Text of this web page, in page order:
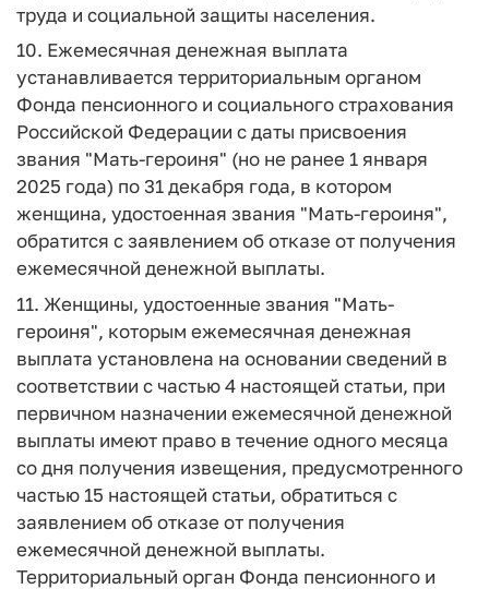
труда и социальной защиты населения.
10. Ежемесячная денежная выплата
устанавливается территориальным органом
Фонда пенсионного и социального страхования
Российской Федерации с даты присвоения
звания "Мать-героиня" (но не ранее 1 января
2025 года) по 31 декабря года, в котором
женщина, удостоенная звания "Мать-героиня",
обратится с заявлением об отказе от получения
ежемесячной денежной выплаты.
11. Женщины, удостоенные звания "Мать-
героиня", которым ежемесячная денежная
выплата установлена на основании сведений в
соответствии с частью 4 настоящей статьи, при
первичном назначении ежемесячной денежной
выплаты имеют право в течение одного месяца
со дня получения извещения, предусмотренного
частью 15 настоящей статьи, обратиться с
заявлением об отказе от получения
ежемесячной денежной выплаты.
Территориальный орган Фонда пенсионного и